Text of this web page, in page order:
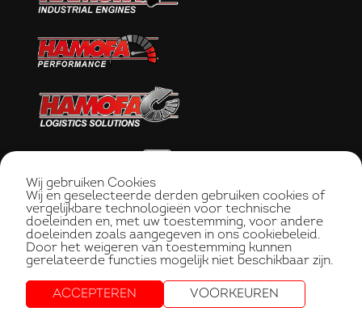
Wij gebruiken Cookies
Wij en geselecteerde derden gebruiken cookies of
vergelijkbare technologieën voor technische
doeleinden en, met uw toestemming, voor andere
doeleinden zoals aangegeven in ons cookiebeleid.
Door het weigeren van toestemming kunnen
gerelateerde functies mogelijk niet beschikbaar zijn.
ACCEPTEREN VOORKEUREN